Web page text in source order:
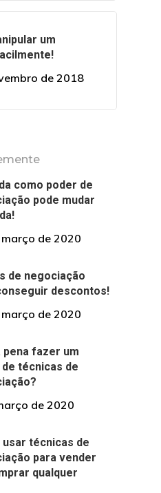
um
de 2018
como poder de
pode mudar
de 2020
de negociação
descontos!
de 2020
pena fazer um
técnicas de
de 2020
usar técnicas de
para vender
qualquer